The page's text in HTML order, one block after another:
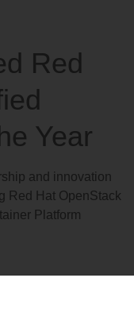
Red
Year
and innovation
Red Hat OpenStack
Platform